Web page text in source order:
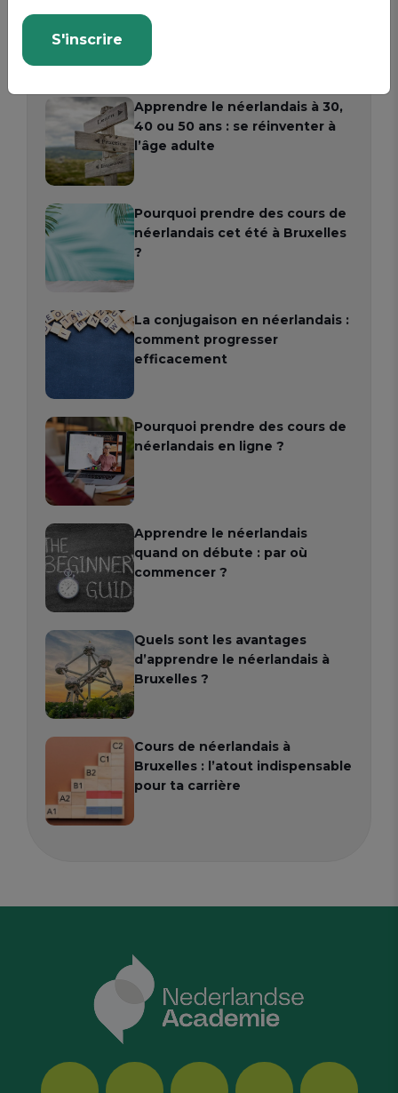
néerlandais à Bruxelles ?
Apprendre le néerlandais à 30,
40 ou 50 ans : se réinventer à
l’âge adulte
Pourquoi prendre des cours de
néerlandais cet été à Bruxelles
?
La conjugaison en néerlandais :
comment progresser
efficacement
Pourquoi prendre des cours de
néerlandais en ligne ?
Apprendre le néerlandais
quand on débute : par où
commencer ?
Quels sont les avantages
d’apprendre le néerlandais à
Bruxelles ?
Cours de néerlandais à
Bruxelles : l’atout indispensable
pour ta carrière
S'inscrire